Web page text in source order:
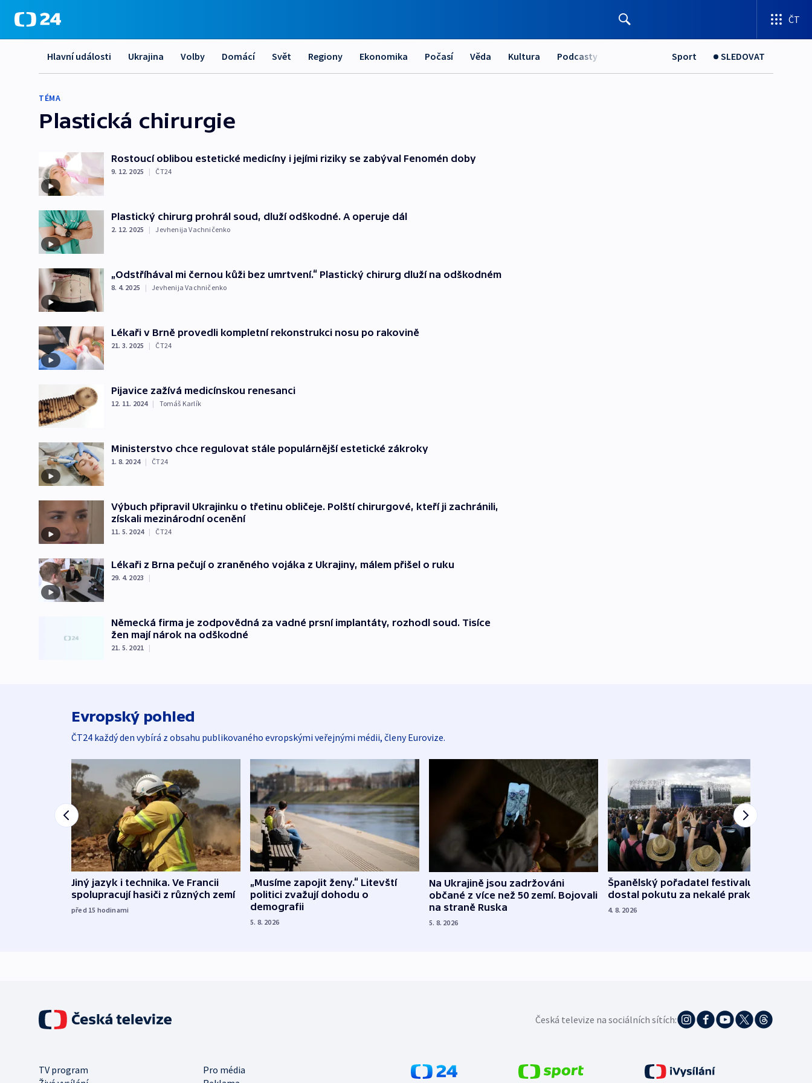
ČT
Hlavní události Ukrajina Volby Domácí Svět Regiony Ekonomika Počasí Věda Kultura Podcasty Sport SLEDOVAT
TÉMA
Plastická chirurgie
Rostoucí oblibou estetické medicíny i jejími riziky se zabýval Fenomén doby
9. 12. 2025 | ČT24
Plastický chirurg prohrál soud, dluží odškodné. A operuje dál
2. 12. 2025 | Jevhenija Vachničenko
„Odstříhával mi černou kůži bez umrtvení.“ Plastický chirurg dluží na odškodném
8. 4. 2025 | Jevhenija Vachničenko
Lékaři v Brně provedli kompletní rekonstrukci nosu po rakovině
21. 3. 2025 | ČT24
Pijavice zažívá medicínskou renesanci
12. 11. 2024 | Tomáš Karlík
Ministerstvo chce regulovat stále populárnější estetické zákroky
1. 8. 2024 | ČT24
Výbuch připravil Ukrajinku o třetinu obličeje. Polští chirurgové, kteří ji zachránili,
získali mezinárodní ocenění
11. 5. 2024 | ČT24
Lékaři z Brna pečují o zraněného vojáka z Ukrajiny, málem přišel o ruku
29. 4. 2023 |
Německá firma je zodpovědná za vadné prsní implantáty, rozhodl soud. Tisíce
žen mají nárok na odškodné
21. 5. 2021 |
Evropský pohled
ČT24 každý den vybírá z obsahu publikovaného evropskými veřejnými médii, členy Eurovize.
Jiný jazyk i technika. Ve Francii
spolupracují hasiči z různých zemí
před 15 hodinami
„Musíme zapojit ženy.“ Litevští
politici zvažují dohodu o
demografii
5. 8. 2026
Na Ukrajině jsou zadržováni
občané z více než 50 zemí. Bojovali
na straně Ruska
5. 8. 2026
Španělský pořadatel festivalu
dostal pokutu za nekalé praktiky
4. 8. 2026
Česká televize na sociálních sítích:
TV program
Pro média